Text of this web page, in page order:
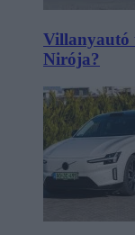
Villanyautó
Nirója?